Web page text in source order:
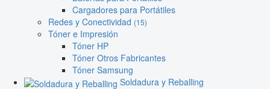
Cargadores para Portátiles
Redes y Conectividad (15)
Tóner e Impresión
Tóner HP
Tóner Otros Fabricantes
Tóner Samsung
Soldadura y Reballing